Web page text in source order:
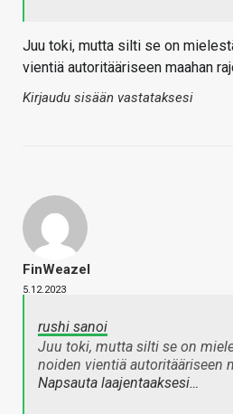
Juu toki, mutta silti se on
vientiä autoritääriseen maahan
Kirjaudu sisään vastataksesi
FinWeazel
5.12.2023
rushi sanoi
Juu toki, mutta silti se on
noiden vientiä autoritääriseen
Napsauta laajentaaksesi…